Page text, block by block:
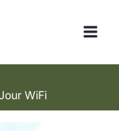
WiFi